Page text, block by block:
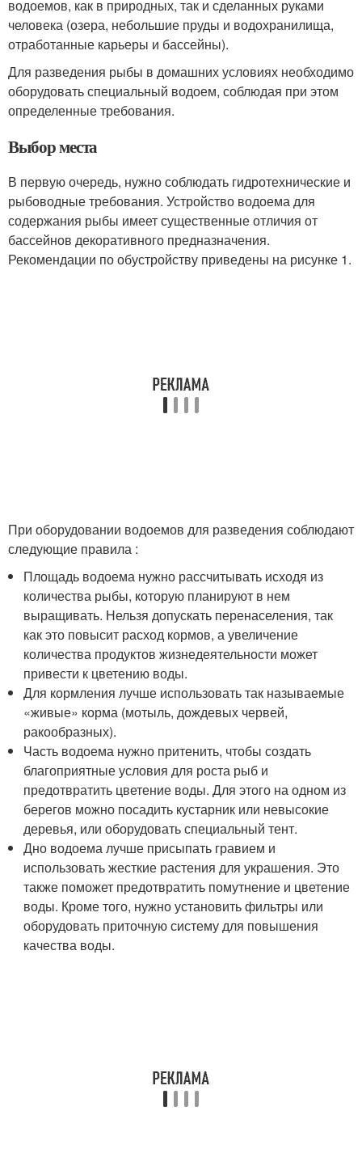
водоемов, как в природных, так и сделанных руками
человека (озера, небольшие пруды и водохранилища,
отработанные карьеры и бассейны).
Для разведения рыбы в домашних условиях необходимо
оборудовать специальный водоем, соблюдая при этом
определенные требования.
Выбор места
В первую очередь, нужно соблюдать гидротехнические и
рыбоводные требования. Устройство водоема для
содержания рыбы имеет существенные отличия от
бассейнов декоративного предназначения.
Рекомендации по обустройству приведены на рисунке 1.
При оборудовании водоемов для разведения соблюдают
следующие правила :
Площадь водоема нужно рассчитывать исходя из
количества рыбы, которую планируют в нем
выращивать. Нельзя допускать перенаселения, так
как это повысит расход кормов, а увеличение
количества продуктов жизнедеятельности может
привести к цветению воды.
Для кормления лучше использовать так называемые
«живые» корма (мотыль, дождевых червей,
ракообразных).
Часть водоема нужно притенить, чтобы создать
благоприятные условия для роста рыб и
предотвратить цветение воды. Для этого на одном из
берегов можно посадить кустарник или невысокие
деревья, или оборудовать специальный тент.
Дно водоема лучше присыпать гравием и
использовать жесткие растения для украшения. Это
также поможет предотвратить помутнение и цветение
воды. Кроме того, нужно установить фильтры или
оборудовать приточную систему для повышения
качества воды.